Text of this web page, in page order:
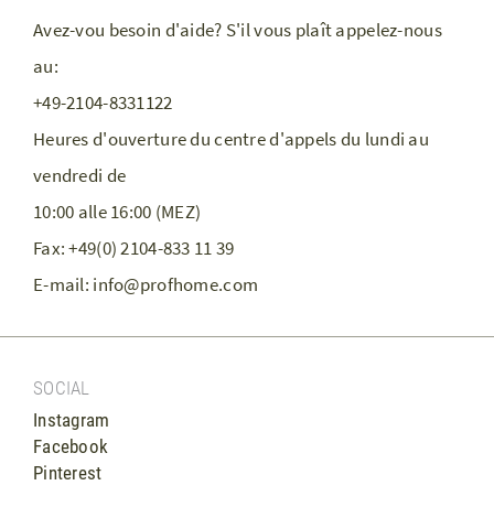
Avez-vou besoin d'aide? S'il vous plaît appelez-nous
au:
+49-2104-8331122
Heures d'ouverture du centre d'appels du lundi au
vendredi de
10:00 alle 16:00 (MEZ)
Fax:+49(0) 2104-833 11 39
Е-mail: info@profhome.com
SOCIAL
Instagram
Facebook
Pinterest